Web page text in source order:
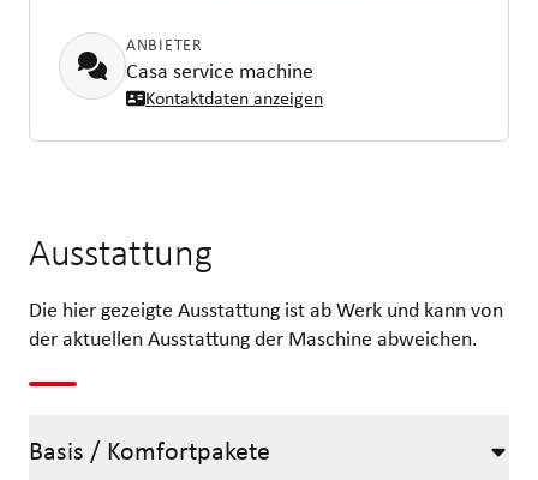
ANBIETER
Casa service machine
Kontaktdaten anzeigen
Ausstattung
Die hier gezeigte Ausstattung ist ab Werk und kann von
der aktuellen Ausstattung der Maschine abweichen.
Basis / Komfortpakete